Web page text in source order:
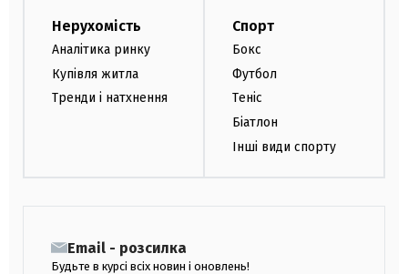
Нерухомість
Аналітика ринку
Купівля житла
Тренди і натхнення
Спорт
Бокс
Футбол
Теніс
Біатлон
Інші види спорту
Email - розсилка
Будьте в курсі всіх новин і оновлень!